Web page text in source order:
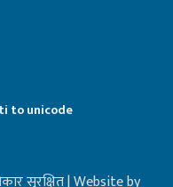
to unicode
सुरक्षित | Website by